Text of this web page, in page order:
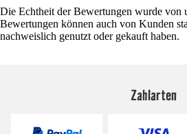
Die Echtheit der Bewertungen wurde von
Bewertungen können auch von Kunden
nachweislich genutzt oder gekauft haben.
Zahlarten